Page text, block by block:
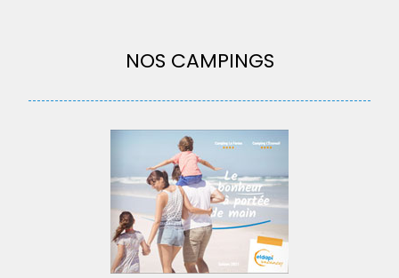
NOS CAMPINGS